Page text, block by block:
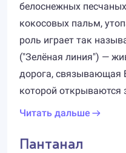
белоснежных
кокосовых пальм,
роль играет так
("Зелёная линия") —
дорога, связывающая
которой
Читать дальше
Пантанал